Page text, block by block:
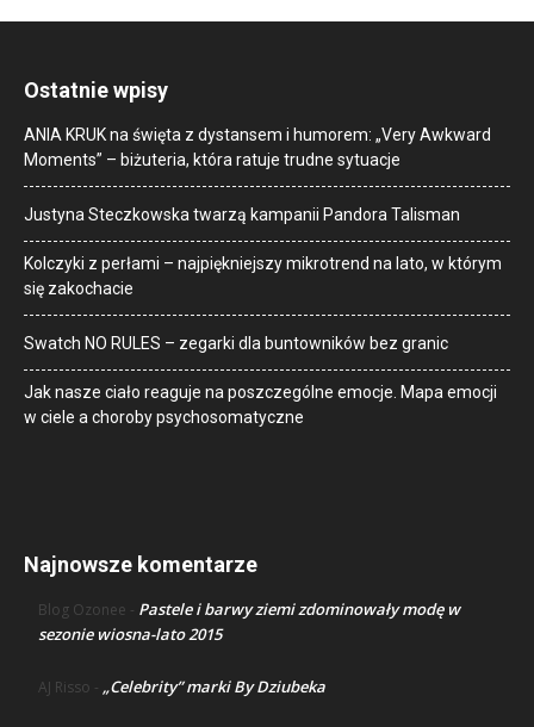
Ostatnie wpisy
ANIA KRUK na święta z dystansem i humorem: „Very Awkward
Moments” – biżuteria, która ratuje trudne sytuacje
Justyna Steczkowska twarzą kampanii Pandora Talisman
Kolczyki z perłami – najpiękniejszy mikrotrend na lato, w którym
się zakochacie
Swatch NO RULES – zegarki dla buntowników bez granic
Jak nasze ciało reaguje na poszczególne emocje. Mapa emocji
w ciele a choroby psychosomatyczne
Najnowsze komentarze
Blog Ozonee - Pastele i barwy ziemi zdominowały modę w
sezonie wiosna-lato 2015
AJ Risso - „Celebrity” marki By Dziubeka